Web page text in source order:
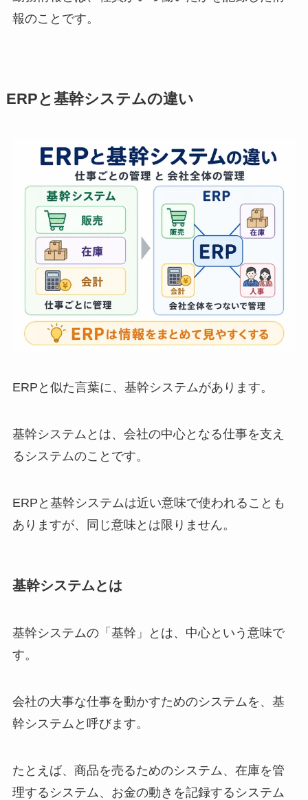
報のことです。
ERPと基幹システムの違い
ERPと似た言葉に、基幹システムがあります。
基幹システムとは、会社の中心となる仕事を支え
るシステムのことです。
ERPと基幹システムは近い意味で使われることも
ありますが、同じ意味とは限りません。
基幹システムとは
基幹システムの「基幹」とは、中心という意味で
す。
会社の大事な仕事を動かすためのシステムを、基
幹システムと呼びます。
たとえば、商品を売るためのシステム、在庫を管
理するシステム、お金の動きを記録するシステム